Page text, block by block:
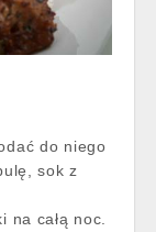
do niego
sok z
na całą noc.